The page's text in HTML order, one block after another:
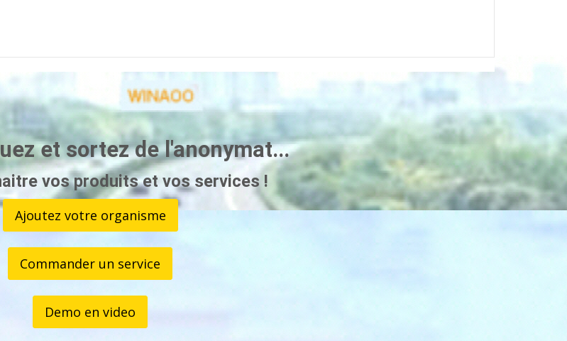
et sortez de l'anonymat...
vos produits et vos services !
Ajoutez votre organisme
Commander un service
Demo en video